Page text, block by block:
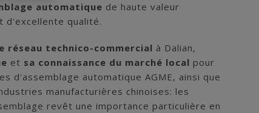
automatique de haute valeur
d'excellente qualité.
réseau technico-commercial à Dalian,
et sa connaissance du marché local pour
d'assemblage automatique AGME, ainsi que
manufacturières chinoises: les
revêt une importance particulière en